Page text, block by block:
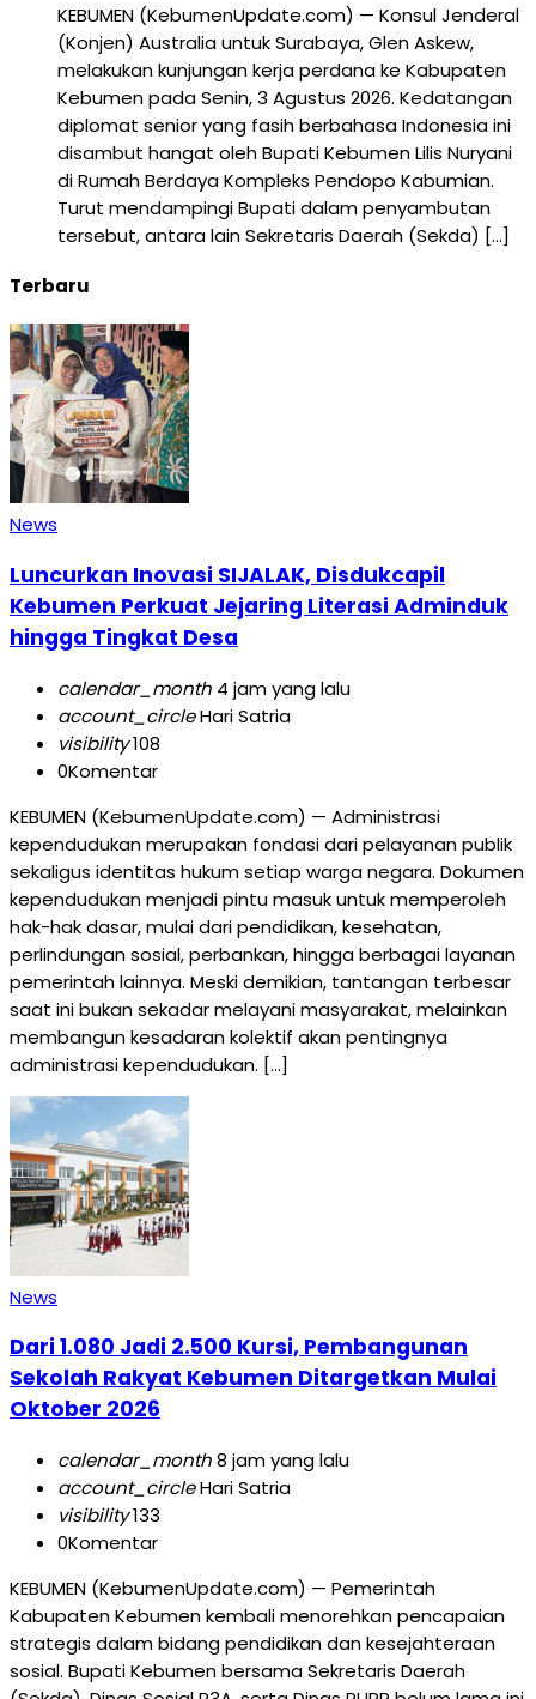
KEBUMEN (KebumenUpdate.com) — Konsul Jenderal
(Konjen) Australia untuk Surabaya, Glen Askew,
melakukan kunjungan kerja perdana ke Kabupaten
Kebumen pada Senin, 3 Agustus 2026. Kedatangan
diplomat senior yang fasih berbahasa Indonesia ini
disambut hangat oleh Bupati Kebumen Lilis Nuryani
di Rumah Berdaya Kompleks Pendopo Kabumian.
Turut mendampingi Bupati dalam penyambutan
tersebut, antara lain Sekretaris Daerah (Sekda) […]
Terbaru
News
Luncurkan Inovasi SIJALAK, Disdukcapil
Kebumen Perkuat Jejaring Literasi Adminduk
hingga Tingkat Desa
calendar_month 4 jam yang lalu
account_circleHari Satria
visibility108
0Komentar
KEBUMEN (KebumenUpdate.com) — Administrasi
kependudukan merupakan fondasi dari pelayanan publik
sekaligus identitas hukum setiap warga negara. Dokumen
kependudukan menjadi pintu masuk untuk memperoleh
hak-hak dasar, mulai dari pendidikan, kesehatan,
perlindungan sosial, perbankan, hingga berbagai layanan
pemerintah lainnya. Meski demikian, tantangan terbesar
saat ini bukan sekadar melayani masyarakat, melainkan
membangun kesadaran kolektif akan pentingnya
administrasi kependudukan. […]
News
Dari 1.080 Jadi 2.500 Kursi, Pembangunan
Sekolah Rakyat Kebumen Ditargetkan Mulai
Oktober 2026
calendar_month8 jam yang lalu
account_circleHari Satria
visibility133
0Komentar
KEBUMEN (KebumenUpdate.com) — Pemerintah
Kabupaten Kebumen kembali menorehkan pencapaian
strategis dalam bidang pendidikan dan kesejahteraan
sosial. Bupati Kebumen bersama Sekretaris Daerah